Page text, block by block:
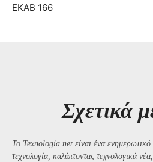
ΕΚΑΒ 166
Σχετικά
Το Texnologia.net είναι ένα ενημερωτικό
τεχνολογία, καλύπτοντας τεχνολογικά